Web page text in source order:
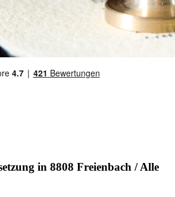
in 8808 Freienbach / Alle